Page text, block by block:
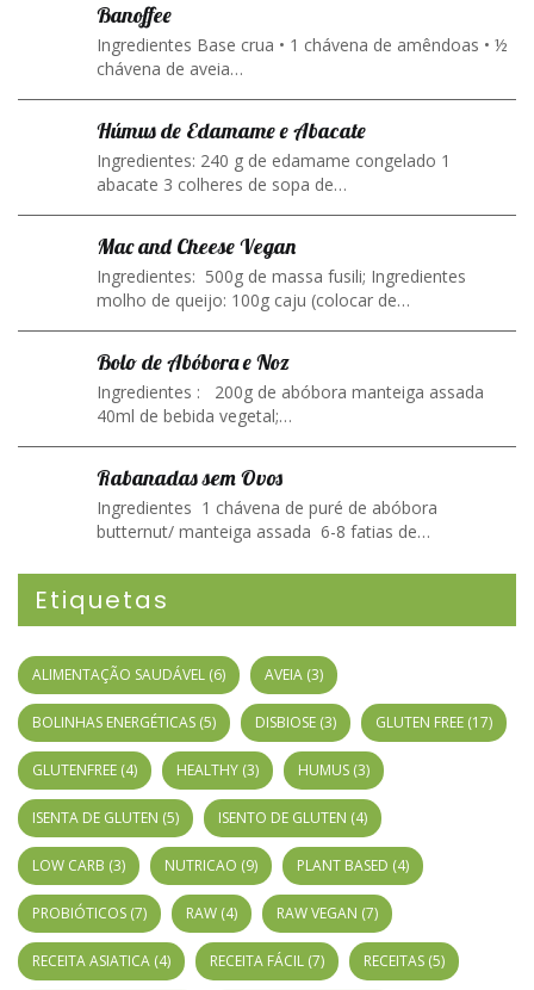
Banoffee
Ingredientes Base crua • 1 chávena de amêndoas • ½
chávena de aveia…
Húmus de Edamame e Abacate
Ingredientes: 240 g de edamame congelado 1
abacate 3 colheres de sopa de…
Mac and Cheese Vegan
Ingredientes: 500g de massa fusili; Ingredientes
molho de queijo: 100g caju (colocar de…
Bolo de Abóbora e Noz
Ingredientes : 200g de abóbora manteiga assada
40ml de bebida vegetal;…
Rabanadas sem Ovos
Ingredientes 1 chávena de puré de abóbora
butternut/ manteiga assada 6-8 fatias de…
Etiquetas
ALIMENTAÇÃO SAUDÁVEL (6) AVEIA (3)
BOLINHAS ENERGÉTICAS (5) DISBIOSE (3) GLUTEN FREE (17)
GLUTENFREE (4) HEALTHY (3) HUMUS (3)
ISENTA DE GLUTEN (5) ISENTO DE GLUTEN (4)
LOW CARB (3) NUTRICAO (9) PLANT BASED (4)
PROBIÓTICOS (7) RAW (4) RAW VEGAN (7)
RECEITA ASIATICA (4) RECEITA FÁCIL (7) RECEITAS (5)